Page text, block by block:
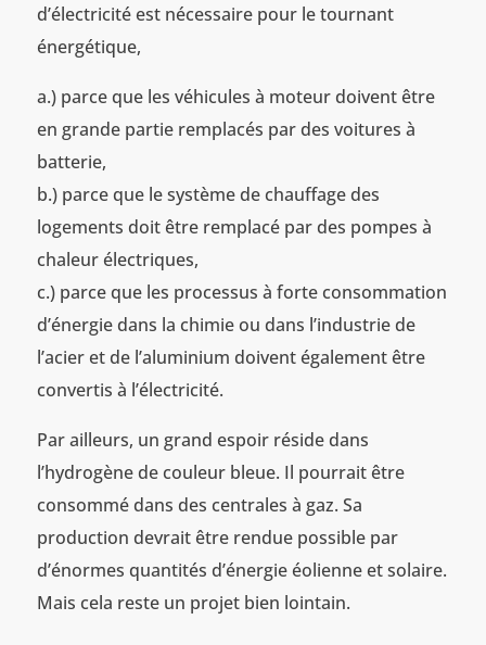
d’électricité est nécessaire pour le tournant
énergétique,
a.) parce que les véhicules à moteur doivent être
en grande partie remplacés par des voitures à
batterie,
b.) parce que le système de chauffage des
logements doit être remplacé par des pompes à
chaleur électriques,
c.) parce que les processus à forte consommation
d’énergie dans la chimie ou dans l’industrie de
l’acier et de l’aluminium doivent également être
convertis à l’électricité.
Par ailleurs, un grand espoir réside dans
l’hydrogène de couleur bleue. Il pourrait être
consommé dans des centrales à gaz. Sa
production devrait être rendue possible par
d’énormes quantités d’énergie éolienne et solaire.
Mais cela reste un projet bien lointain.